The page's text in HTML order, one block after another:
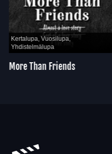
Kertalupa, Vuosilupa,
Yhdistelmälupa
More Than Friends